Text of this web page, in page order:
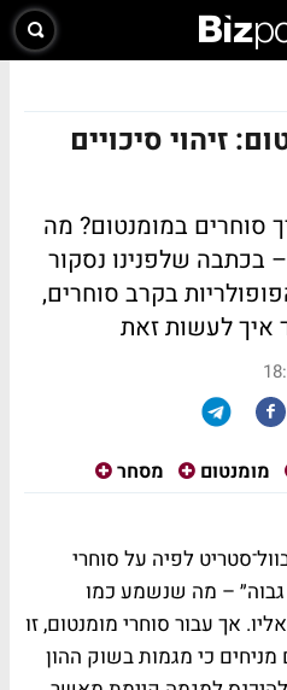
זיהוי סיכויים
סוחרים במומנטום? מה
בכתבה שלפנינו נסקור
בקרב סוחרים,
איך לעשות זאת
מומנטום מסחר
לפיה על סוחרי
גבוה״ – מה שנשמע כמו
אך עבור סוחרי מומנטום, זו
כי מגמות בשוק ההון